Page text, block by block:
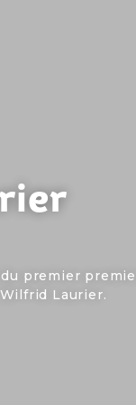
premier
Laurier.